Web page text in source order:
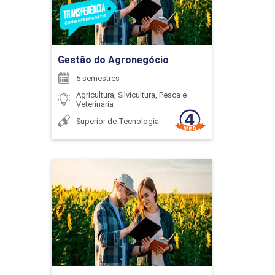
60
EDUCAÇÃO FINANCEIRA
126
EMPREENDEDORISMO E
DESENVOLVIMENTO DE NOVOS
Gestão do Agronegócio
5 semestres
Agricultura, Silvicultura, Pesca e
Veterinária
Superior de Tecnologia
Ir para Inscrição
Gestão do Agronegócio
Detalhes do curso
Ir para Inscrição